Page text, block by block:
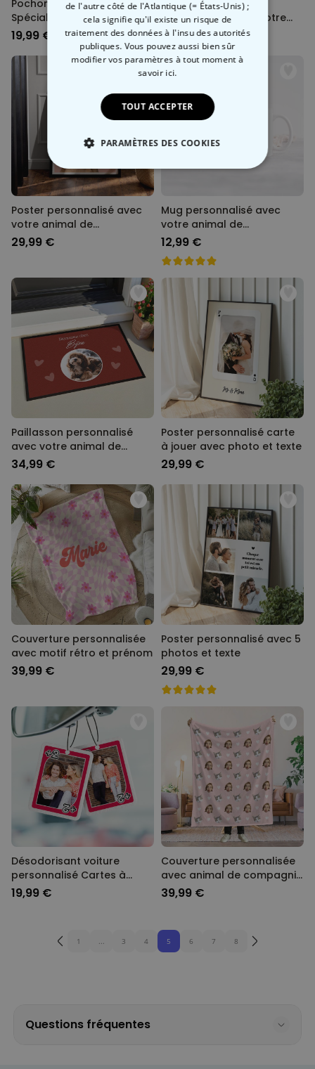
Pochon personnalisé
Spécial Noël avec
illustration
19,99 €
Verre à whisky
personnalisé avec votre
écriture
18,99 €
Poster personnalisé avec
votre animal de
compagnie
29,99 €
Mug personnalisé avec
votre animal de
compagnie
12,99 €
Paillasson personnalisé
avec votre animal de
compagnie et texte
34,99 €
Poster personnalisé carte
à jouer avec photo et texte
29,99 €
Couverture personnalisée
avec motif rétro et prénom
39,99 €
Poster personnalisé avec 5
photos et texte
29,99 €
Désodorisant voiture
personnalisé Cartes à
jouer avec photo - Lot de 2
19,99 €
Couverture personnalisée
avec animal de compagnie
et visage
39,99 €
1 ... 3 4 5 6 7 8
Questions fréquentes
de l'autre côté de l'Atlantique (= États-Unis) ;
cela signifie qu'il existe un risque de
traitement des données à l'insu des autorités
publiques. Vous pouvez aussi bien sûr
modifier vos paramètres à tout momentà
savoir ici.
TOUT ACCEPTER
PARAMÈTRES DES COOKIES
STRICTEMENT NÉCESSAIRE
PERFORMANCE
COMMERCIALISATION